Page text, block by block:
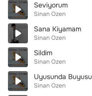
Seviyorum
Sinan Ozen
Sana Kiyamam
Sinan Ozen
Sildim
Sinan Ozen
Uyusunda
Sinan Ozen